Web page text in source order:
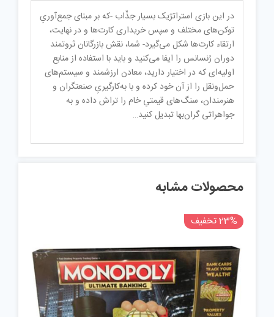
در این بازی استراتژیک بسیار جذّاب -که بر مبنای جمع‌آوریِ
توکن‌های مختلف و سپس خریداری کارت‌ها و در نهایت،
ارتقاء کارت‌ها شکل می‌گیرد- شما، نقش بازرگانان ثروتمند
دوران رُنسانس را ایفا می‌کنید و باید با استفاده از منابع
اولیه‌ای که در اختیار دارید، معادن ارزشمند و سیستم‌های
حمل‌ونقل را از آن خود کرده و با به‌کارگیریِ صنعتگران و
هنرمندان، سنگ‌های قیمتیِ خام را تراش داده و به
جواهراتی گران‌بها تبدیل کنید…
محصولات مشابه
23% تخفیف